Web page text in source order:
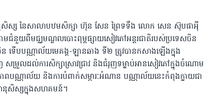
សិស្ស នៃសាលាបឋមសិក្សា ហ៊ុន សែន ព្រៃទទឹង លោក សេន ស៊ុបផាអ៉ី
ជំនួយពីមជ្ឈមណ្ឌលបោះពុម្ពផ្សាយសៀវភៅអន្តរជាតិរបស់ប្រទេសចិន
ចិន ទេីបបណ្ណាល័យមេគង្គ-ឡានឆាង ទី២ ត្រូវបានកសាងឡេីងក្នុង
លដល់ការសិក្សាស្រាវជ្រាវ និងជំរុញទម្លាប់អានសៀវភៅក្នុងចំណោម
បណ្ណាល័យ និងការបំពាក់សម្ភារៈអំណាន បណ្ណាល័យនេះកំពុងក្លាយជា
ានុសិស្សក្នុងសហគមន៍។